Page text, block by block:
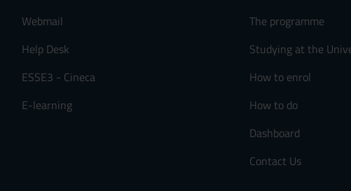
Webmail
Help Desk
ESSE3 - Cineca
E-learning
The programme
Studying at the
How to enrol
How to do
Dashboard
Contact Us